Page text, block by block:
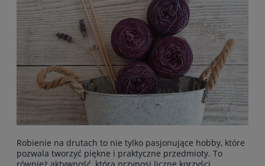
Robienie na drutach to nie tylko pasjonujące hobby, które
pozwala tworzyć piękne i praktyczne przedmioty. To